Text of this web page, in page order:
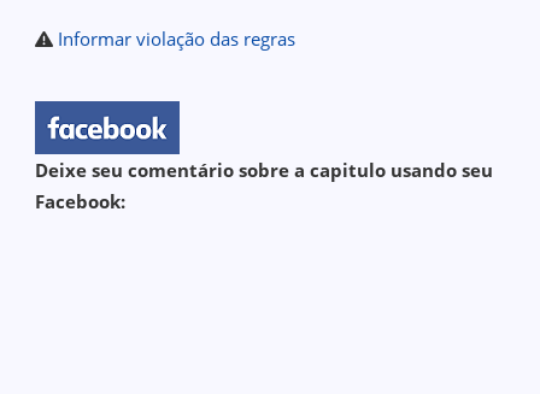
Informar violação das regras
Deixe seu comentário sobre a capitulo usando seu
Facebook: